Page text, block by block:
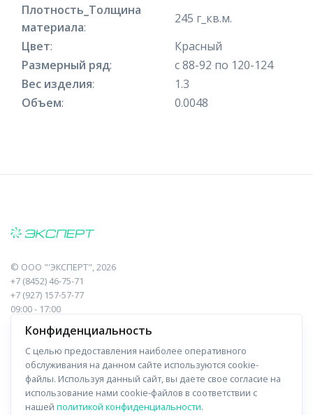
Плотность_Толщина
материала:
245 г_кв.м.
Цвет:
Красный
Размерный ряд:
с 88-92 по 120-124
Вес изделия:
1.3
Объем: 0.0048
© ООО "'ЭКСПЕРТ", 2026
+7 (8452) 46-75-71
+7 (927) 157-57-77
09:00 - 17:00
410017, Саратов, Пугачева, 10 к1, оф.23
Навигация
Прайс-лист
Информация
О компании
Конфиденциальность
С целью предоставления наиболее оперативного
обслуживания на данном сайте используются cookie-
файлы. Используя данный сайт, вы даете свое согласие на
использование нами cookie-файлов в соответствии с
нашей политикой конфиденциальности.